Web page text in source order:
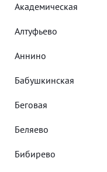
Академическая
Алтуфьево
Аннино
Бабушкинская
Беговая
Беляево
Бибирево